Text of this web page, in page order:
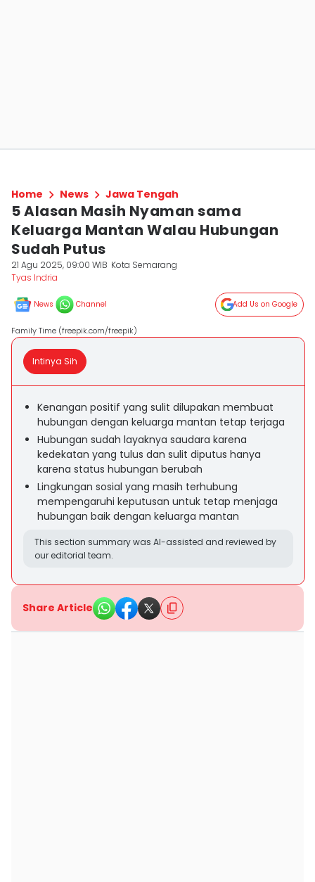
Home News Jawa Tengah
5 Alasan Masih Nyaman sama
Keluarga Mantan Walau Hubungan
Sudah Putus
21 Agu 2025, 09:00 WIB Kota Semarang
Tyas Indria
News Channel Add Us on Google
Family Time (freepik.com/freepik)
Intinya Sih
Kenangan positif yang sulit dilupakan membuat
hubungan dengan keluarga mantan tetap terjaga
Hubungan sudah layaknya saudara karena
kedekatan yang tulus dan sulit diputus hanya
karena status hubungan berubah
Lingkungan sosial yang masih terhubung
mempengaruhi keputusan untuk tetap menjaga
hubungan baik dengan keluarga mantan
This section summary was AI-assisted and reviewed by
our editorial team.
Share Article